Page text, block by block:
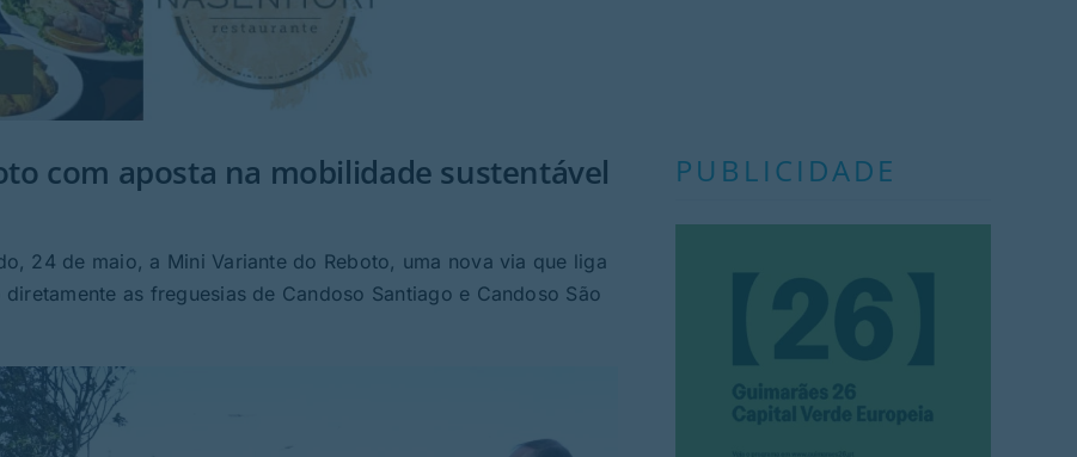
com aposta na mobilidade sustentável
24 de maio, a Mini Variante do Reboto, uma nova via que liga
as freguesias de Candoso Santiago e Candoso São
PUBLICIDADE